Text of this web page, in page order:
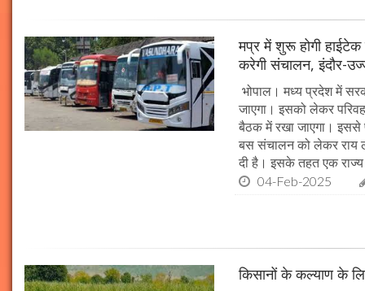
मप्र में शुरू होगी
करेगी संचालन, इंदौर-
भोपाल। मध्य प्रदेश में
जाएगा। इसको लेकर
बैठक में रखा जाएगा। इससे
बस संचालन को लेकर राय
दी है। इसके तहत एक
04-Feb-2025
किसानों के कल्याण के